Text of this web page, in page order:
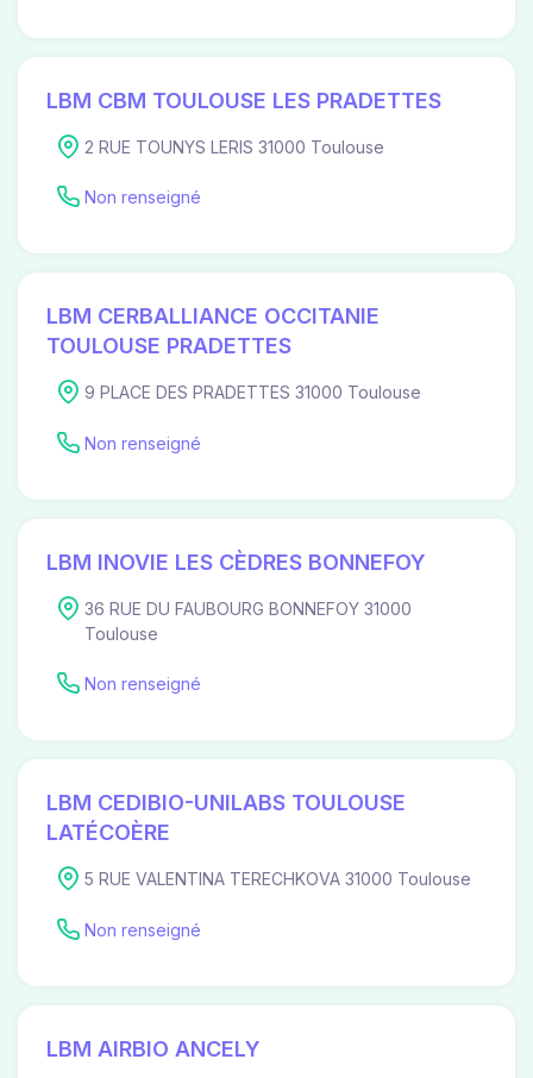
LBM CBM TOULOUSE LES PRADETTES
2 RUE TOUNYS LERIS 31000 Toulouse
Non renseigné
LBM CERBALLIANCE OCCITANIE
TOULOUSE PRADETTES
9 PLACE DES PRADETTES 31000 Toulouse
Non renseigné
LBM INOVIE LES CÈDRES BONNEFOY
36 RUE DU FAUBOURG BONNEFOY 31000
Toulouse
Non renseigné
LBM CEDIBIO-UNILABS TOULOUSE
LATÉCOÈRE
5 RUE VALENTINA TERECHKOVA 31000 Toulouse
Non renseigné
LBM AIRBIO ANCELY